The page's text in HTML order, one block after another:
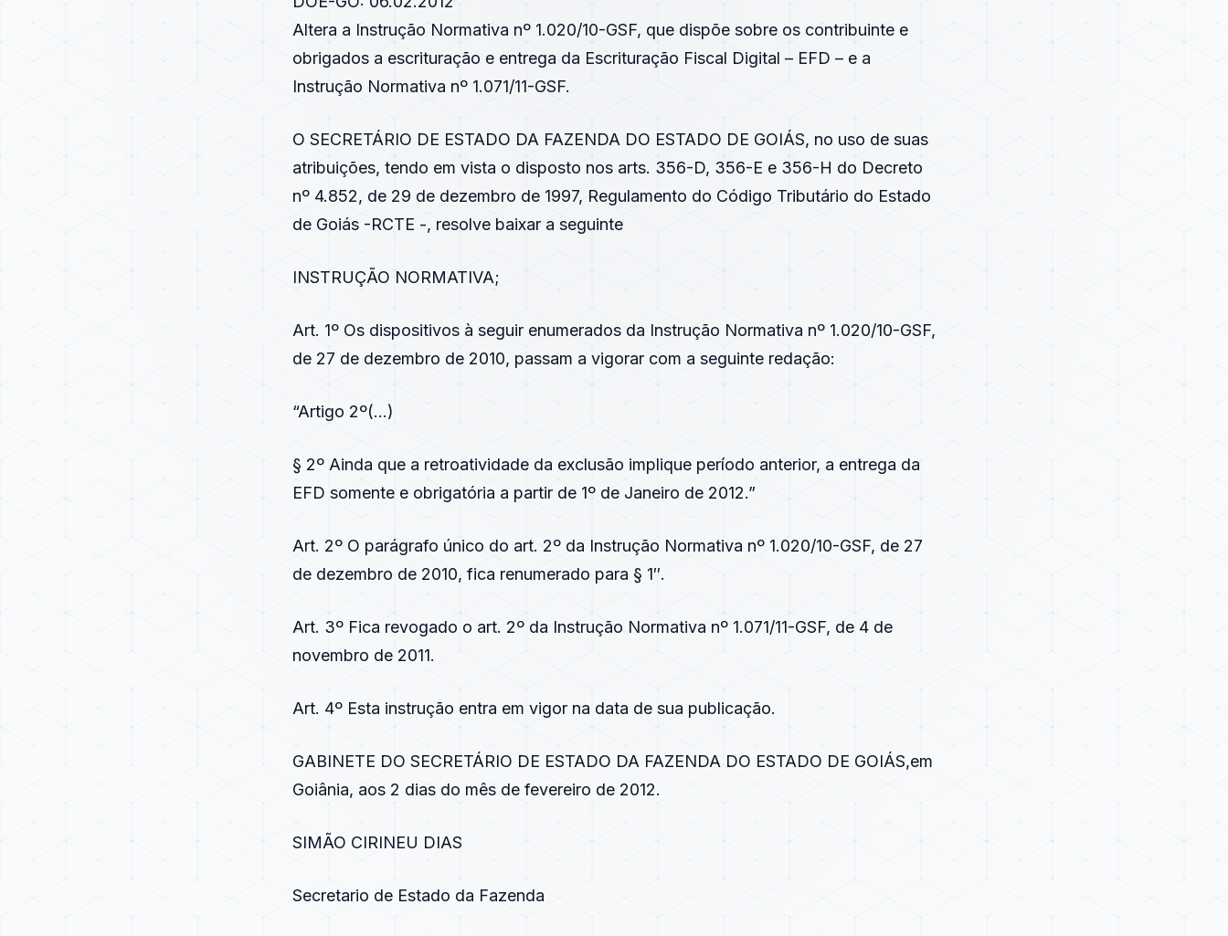
Altera a Instrução Normativa nº 1.020/10-GSF, que dispõe sobre os contribuinte e
obrigados a escrituração e entrega da Escrituração Fiscal Digital – EFD – e a
Instrução Normativa nº 1.071/11-GSF.
O SECRETÁRIO DE ESTADO DA FAZENDA DO ESTADO DE GOIÁS, no uso de suas
atribuições, tendo em vista o disposto nos arts. 356-D, 356-E e 356-H do Decreto
nº 4.852, de 29 de dezembro de 1997, Regulamento do Código Tributário do Estado
de Goiás -RCTE -, resolve baixar a seguinte
INSTRUÇÃO NORMATIVA;
Art. 1º Os dispositivos à seguir enumerados da Instrução Normativa nº 1.020/10-GSF,
de 27 de dezembro de 2010, passam a vigorar com a seguinte redação:
“Artigo 2º(…)
§ 2º Ainda que a retroatividade da exclusão implique período anterior, a entrega da
EFD somente e obrigatória a partir de 1º de Janeiro de 2012.”
Art. 2º O parágrafo único do art. 2º da Instrução Normativa nº 1.020/10-GSF, de 27
de dezembro de 2010, fica renumerado para § 1″.
Art. 3º Fica revogado o art. 2º da Instrução Normativa nº 1.071/11-GSF, de 4 de
novembro de 2011.
Art. 4º Esta instrução entra em vigor na data de sua publicação.
GABINETE DO SECRETÁRIO DE ESTADO DA FAZENDA DO ESTADO DE GOIÁS,em
Goiânia, aos 2 dias do mês de fevereiro de 2012.
SIMÃO CIRINEU DIAS
Secretario de Estado da Fazenda